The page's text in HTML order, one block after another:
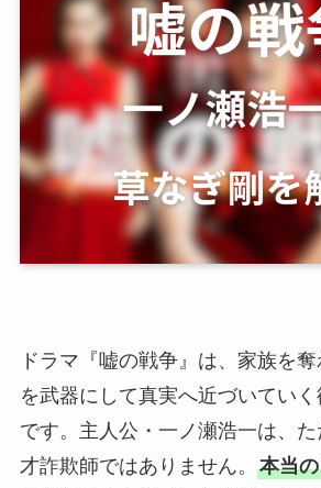
ドラマ『嘘の戦争』は、家族を
を武器にして真実へ近づいてい
です。主人公・一ノ瀬浩一は、
才詐欺師ではありません。 本当